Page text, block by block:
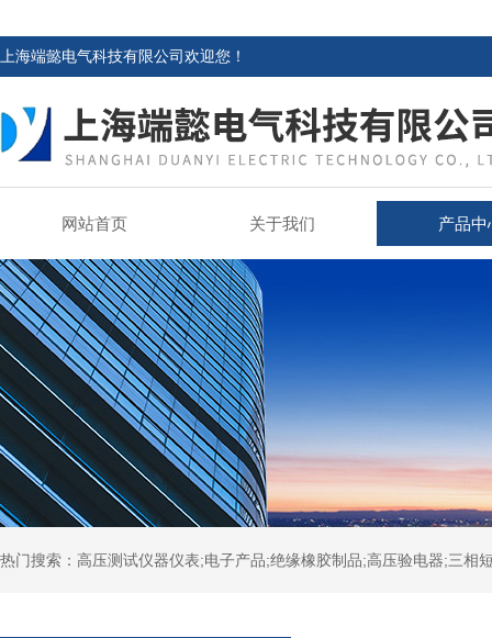
上海端懿电气科技有限公司欢迎您！
网站首页 关于我们 产品中
热门搜索：高压测试仪器仪表;电子产品;绝缘橡胶制品;高压验电器;三